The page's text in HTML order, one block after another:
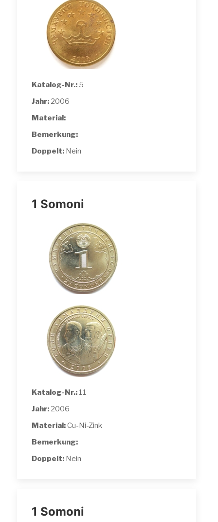
Katalog-Nr.: 5
Jahr: 2006
Material:
Bemerkung:
Doppelt: Nein
1 Somoni
Katalog-Nr.: 11
Jahr: 2006
Material:Cu-Ni-Zink
Bemerkung:
Doppelt: Nein
1 Somoni